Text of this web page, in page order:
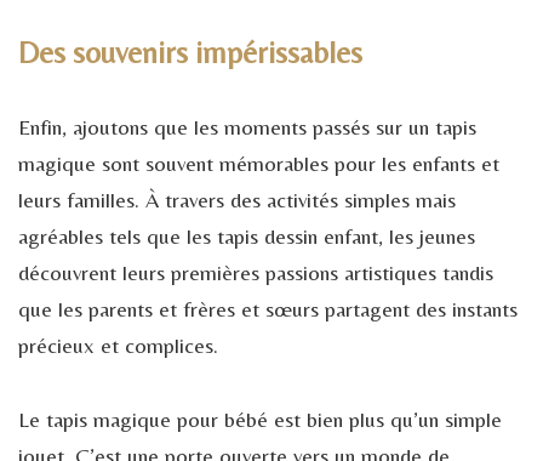
Des souvenirs impérissables
Enfin, ajoutons que les moments passés sur un tapis
magique sont souvent mémorables pour les enfants et
leurs familles. À travers des activités simples mais
agréables tels que les tapis dessin enfant, les jeunes
découvrent leurs premières passions artistiques tandis
que les parents et frères et sœurs partagent des instants
précieux et complices.
Le tapis magique pour bébé est bien plus qu’un simple
jouet. C’est une porte ouverte vers un monde de